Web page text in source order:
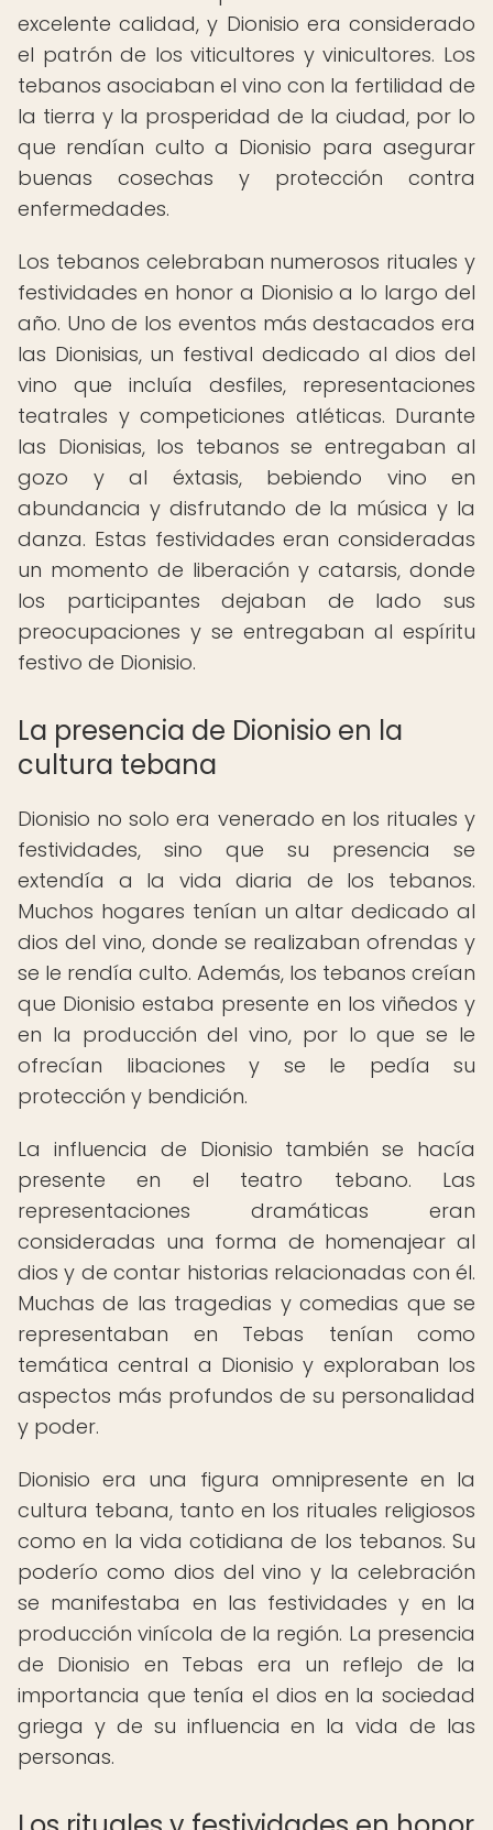
excelente calidad, y Dionisio era considerado
el patrón de los viticultores y vinicultores. Los
tebanos asociaban el vino con la fertilidad de
la tierra y la prosperidad de la ciudad, por lo
que rendían culto a Dionisio para asegurar
buenas cosechas y protección contra
enfermedades.
Los tebanos celebraban numerosos rituales y
festividades en honor a Dionisio a lo largo del
año. Uno de los eventos más destacados era
las Dionisias, un festival dedicado al dios del
vino que incluía desfiles, representaciones
teatrales y competiciones atléticas. Durante
las Dionisias, los tebanos se entregaban al
gozo y al éxtasis, bebiendo vino en
abundancia y disfrutando de la música y la
danza. Estas festividades eran consideradas
un momento de liberación y catarsis, donde
los participantes dejaban de lado sus
preocupaciones y se entregaban al espíritu
festivo de Dionisio.
La presencia de Dionisio en la
cultura tebana
Dionisio no solo era venerado en los rituales y
festividades, sino que su presencia se
extendía a la vida diaria de los tebanos.
Muchos hogares tenían un altar dedicado al
dios del vino, donde se realizaban ofrendas y
se le rendía culto. Además, los tebanos creían
que Dionisio estaba presente en los viñedos y
en la producción del vino, por lo que se le
ofrecían libaciones y se le pedía su
protección y bendición.
La influencia de Dionisio también se hacía
presente en el teatro tebano. Las
representaciones dramáticas eran
consideradas una forma de homenajear al
dios y de contar historias relacionadas con él.
Muchas de las tragedias y comedias que se
representaban en Tebas tenían como
temática central a Dionisio y exploraban los
aspectos más profundos de su personalidad
y poder.
Dionisio era una figura omnipresente en la
cultura tebana, tanto en los rituales religiosos
como en la vida cotidiana de los tebanos. Su
poderío como dios del vino y la celebración
se manifestaba en las festividades y en la
producción vinícola de la región. La presencia
de Dionisio en Tebas era un reflejo de la
importancia que tenía el dios en la sociedad
griega y de su influencia en la vida de las
personas.